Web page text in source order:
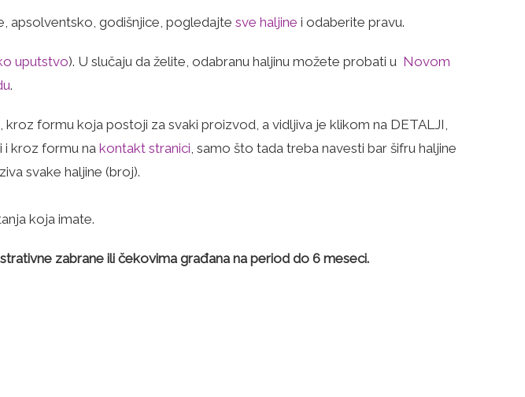
apsolventsko, godišnjice, pogledajte sve haljine i odaberite pravu.
uputstvo). U slučaju da želite, odabranu haljinu možete probati u Novom
.
formu koja postoji za svaki proizvod, a vidljiva je klikom na DETALJI,
i kroz formu na kontakt stranici, samo što tada treba navesti bar šifru haljine
svake haljine (broj).
koja imate.
zabrane ili čekovima građana na period do 6 meseci.